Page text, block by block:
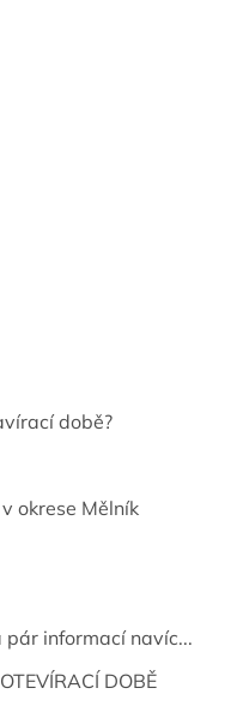
době?
okrese Mělník
pár informací navíc...
DOBĚ